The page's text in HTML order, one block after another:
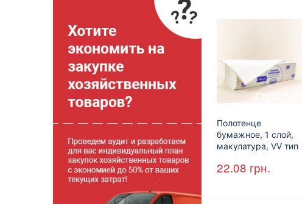
Полотенце
бумажное, 1 слой,
макулатура, VV тип
25*23 см, 160л.
22.08 грн.